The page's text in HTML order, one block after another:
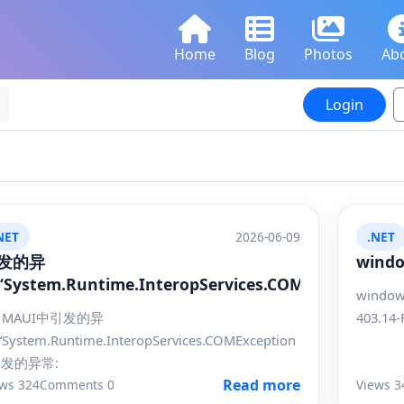
Home Blog Photos
Login
2026-06-09
的异
中引发的异
的异常:
324Comments 0 Read more
.NET
Views